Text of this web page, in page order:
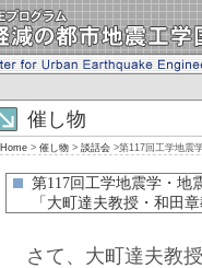
催し物
Home > 催し物 > 談話会 >第117回工学地震
第117回工学地震学・地
「大町達夫教授・和田
さて、大町達夫教